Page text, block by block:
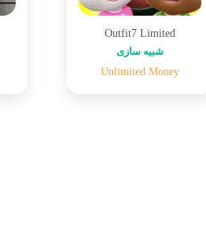
Outfit7 Limited
شبیه سازی
Unlimited Money